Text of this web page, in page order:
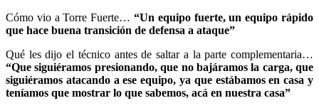
Cómo vio a Torre Fuerte… “Un equipo fuerte, un equipo rápido
que hace buena transición de defensa a ataque”
Qué les dijo el técnico antes de saltar a la parte complementaria…
“Que siguiéramos presionando, que no bajáramos la carga, que
siguiéramos atacando a ese equipo, ya que estábamos en casa y
teníamos que mostrar lo que sabemos, acá en nuestra casa”